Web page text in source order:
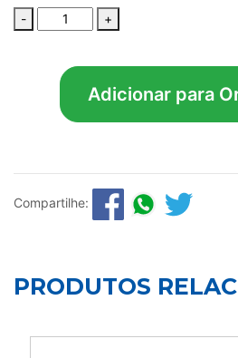
-
+
Adicionar para
Compartilhe:
PRODUTOS